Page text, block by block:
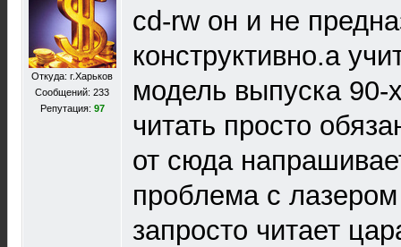
Откуда: г.Харьков
Сообщений: 233
Репутация: 97
cd-rw он и не
конструктивно.а
модель выпуска 90-
читать просто
от сюда
проблема с
запросто читает